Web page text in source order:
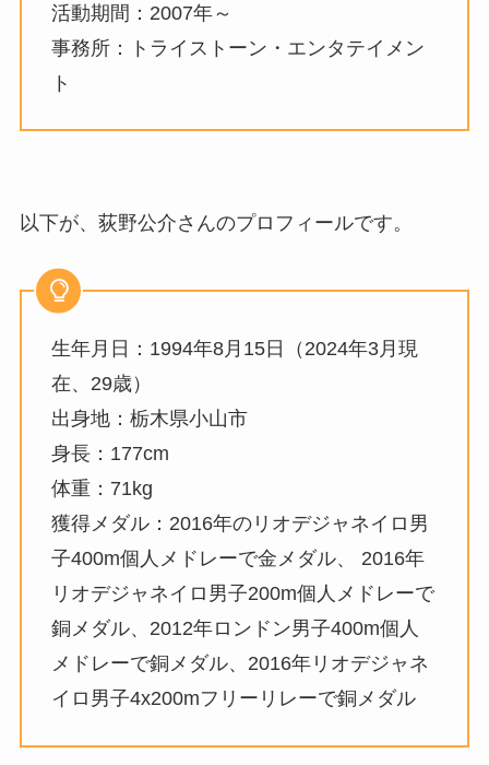
活動期間：2007年～
事務所：トライストーン・エンタテイメン
ト
以下が、荻野公介さんのプロフィールです。
生年月日：1994年8月15日（2024年3月現
在、29歳）
出身地：栃木県小山市
身長：177cm
体重：71kg
獲得メダル：2016年のリオデジャネイロ男
子400m個人メドレーで金メダル、 2016年
リオデジャネイロ男子200m個人メドレーで
銅メダル、2012年ロンドン男子400m個人
メドレーで銅メダル、2016年リオデジャネ
イロ男子4x200mフリーリレーで銅メダル